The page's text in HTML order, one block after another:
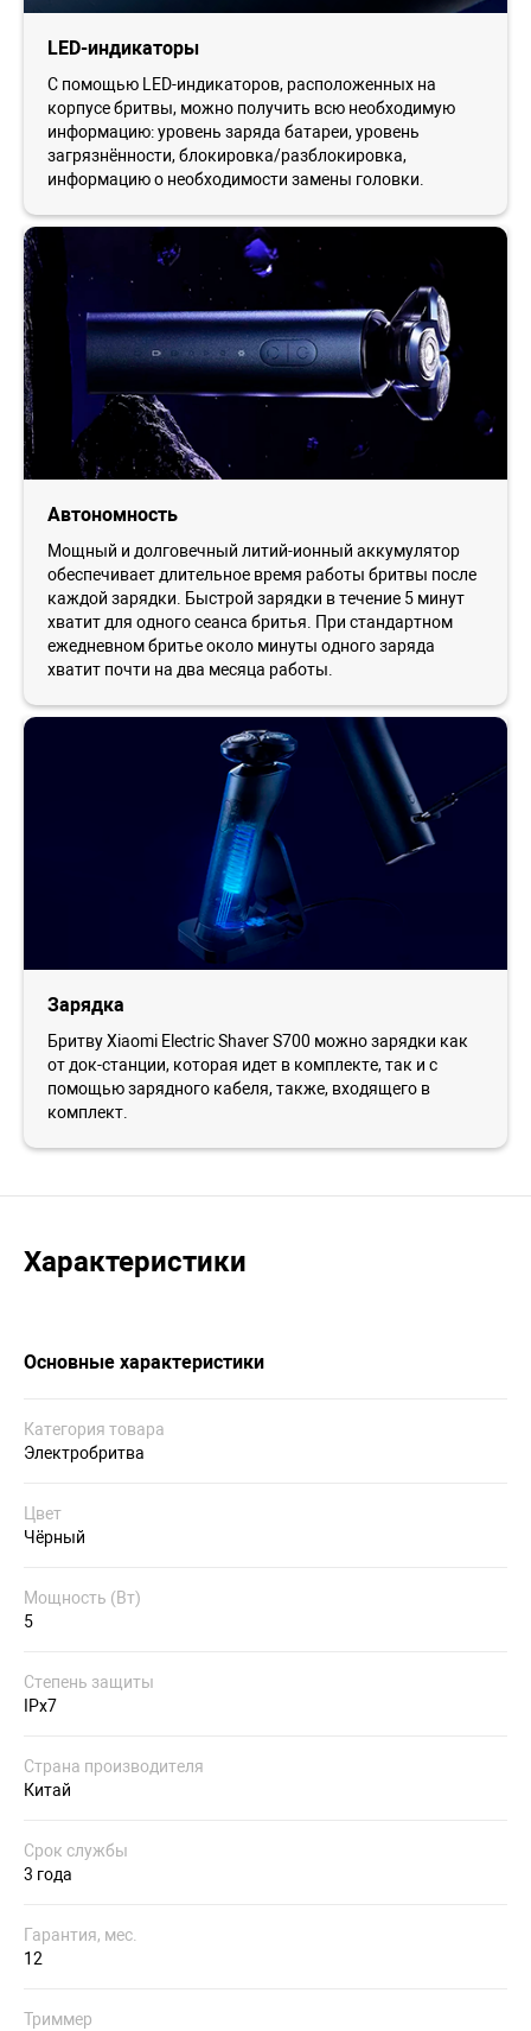
LED-индикаторы
С помощью LED-индикаторов, расположенных на
корпусе бритвы, можно получить всю необходимую
информацию: уровень заряда батареи, уровень
загрязнённости, блокировка/разблокировка,
информацию о необходимости замены головки.
Автономность
Мощный и долговечный литий-ионный аккумулятор
обеспечивает длительное время работы бритвы после
каждой зарядки. Быстрой зарядки в течение 5 минут
хватит для одного сеанса бритья. При стандартном
ежедневном бритье около минуты одного заряда
хватит почти на два месяца работы.
Зарядка
Бритву Xiaomi Electric Shaver S700 можно зарядки как
от док-станции, которая идет в комплекте, так и с
помощью зарядного кабеля, также, входящего в
комплект.
Характеристики
Основные характеристики
Категория товара
Электробритва
Цвет
Чёрный
Мощность (Вт)
5
Степень защиты
IPx7
Страна производителя
Китай
Срок службы
3 года
Гарантия, мес.
12
Триммер